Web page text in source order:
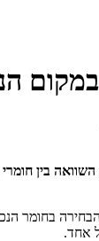
בין
בחומר
אחד.